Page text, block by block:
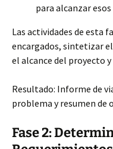
para alcanzar
Las actividades de esta
encargados, sintetizar
el alcance del proyecto
Resultado: Informe de
problema y resumen de
Fase 2: